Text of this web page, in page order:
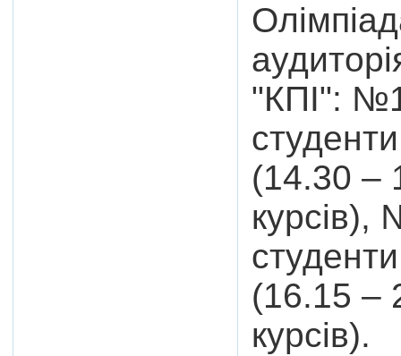
"КПІ":
(14.30 –
(16.15 –
курсів).